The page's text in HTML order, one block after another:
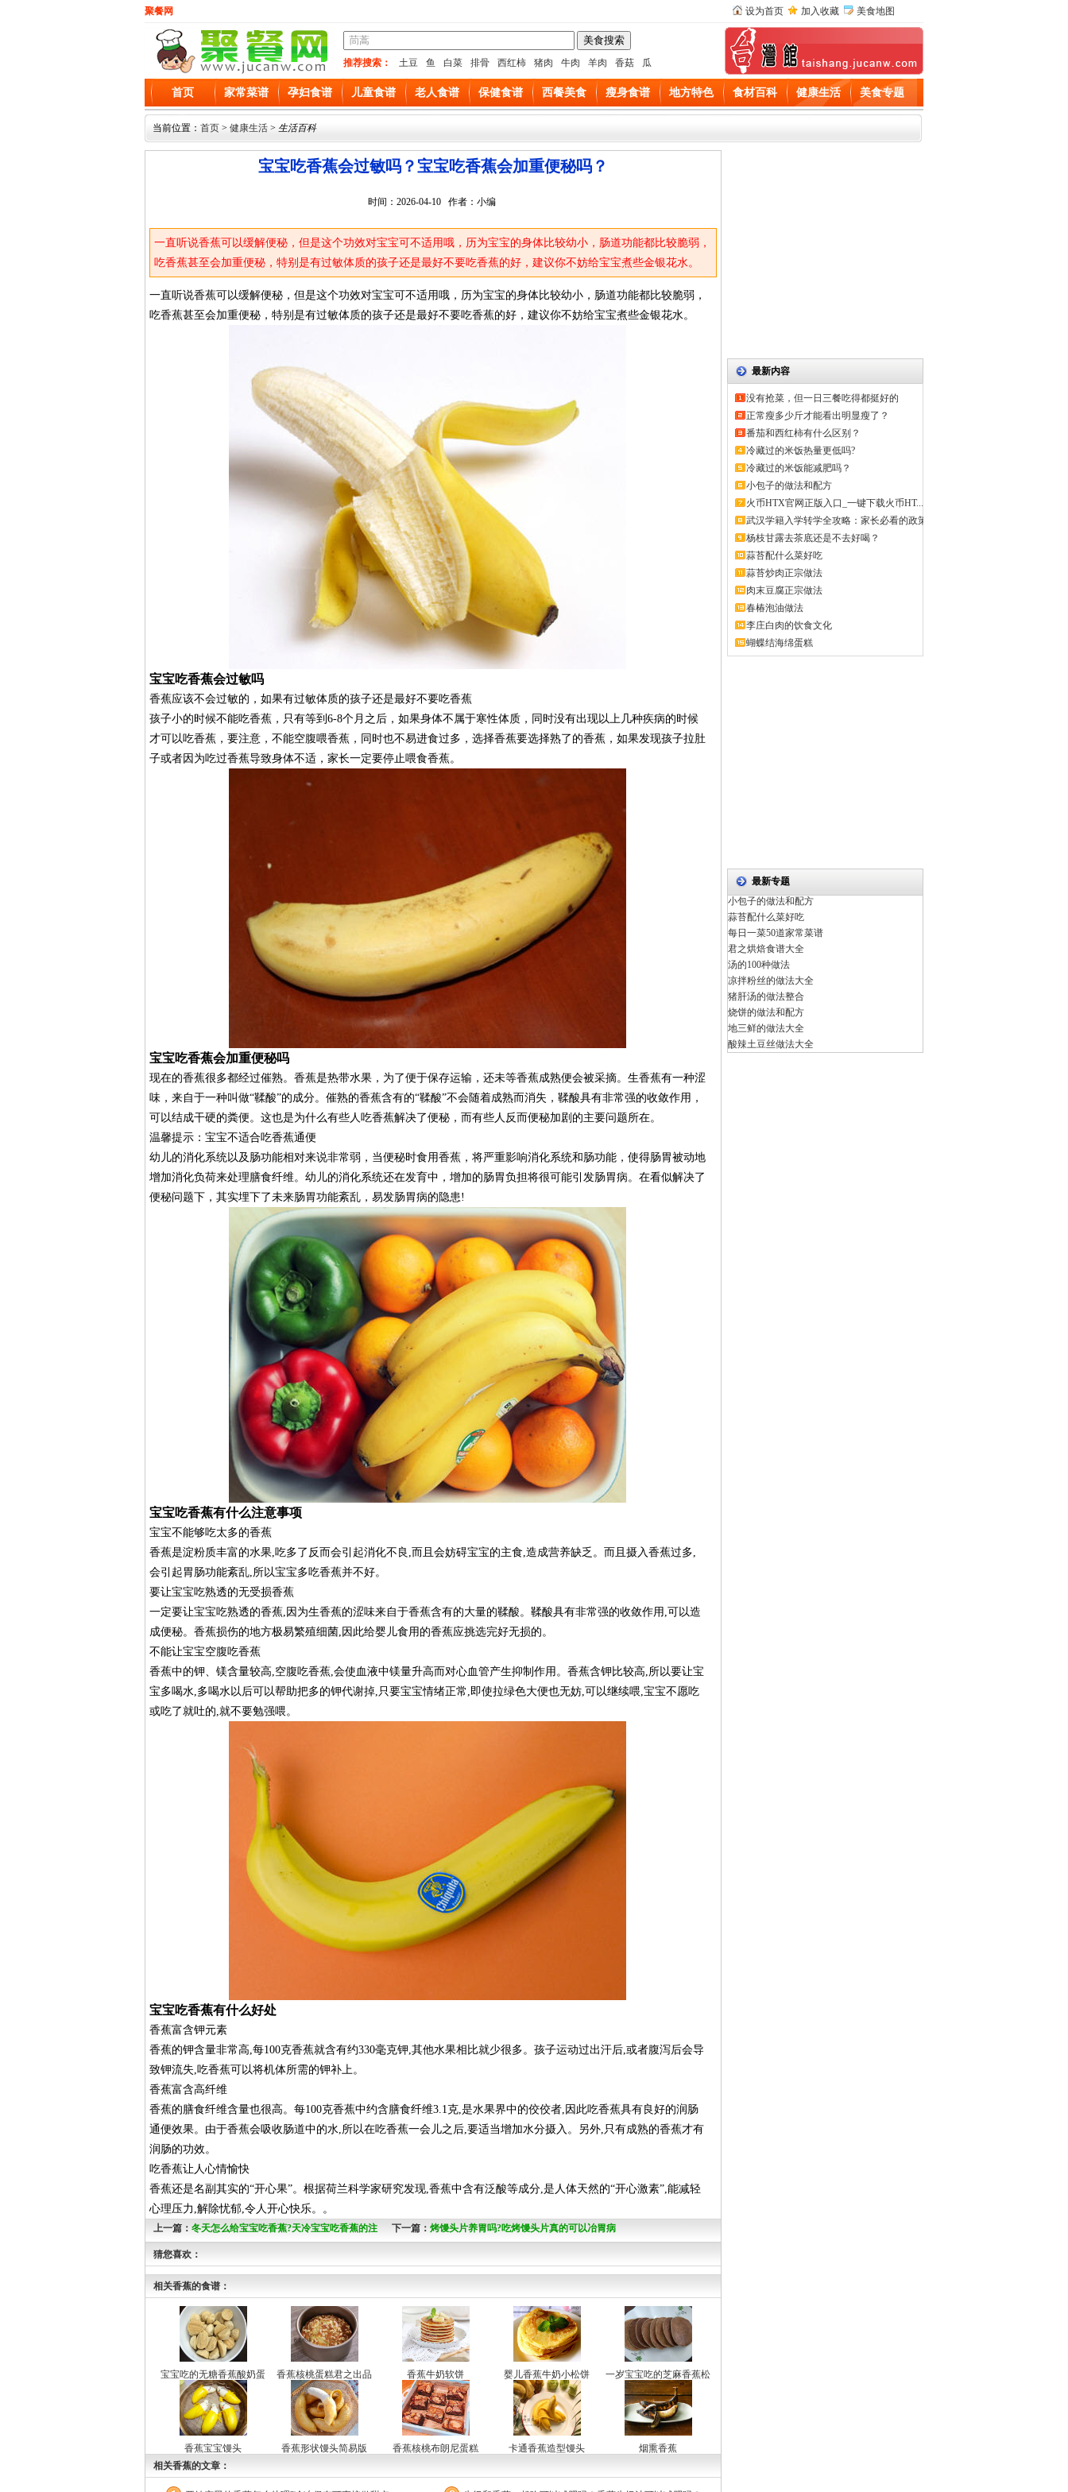
聚餐网 设为首页 加入收藏 美食地图
推荐搜索： 土豆 鱼 白菜 排骨 西红柿 猪肉 牛肉 羊肉 香菇 瓜
首页 家常菜谱 孕妇食谱 儿童食谱 老人食谱 保健食谱 西餐美食 瘦身食谱 地方特色 食材百科 健康生活 美食专题
当前位置： 首页 > 健康生活 > 生活百科
宝宝吃香蕉会过敏吗？宝宝吃香蕉会加重便秘吗？
时间：2026-04-10 作者：小编
一直听说香蕉可以缓解便秘，但是这个功效对宝宝可不适用哦，历为宝宝的身体比较幼小，肠道功能都比较脆弱，
吃香蕉甚至会加重便秘，特别是有过敏体质的孩子还是最好不要吃香蕉的好，建议你不妨给宝宝煮些金银花水。
一直听说香蕉可以缓解便秘，但是这个功效对宝宝可不适用哦，历为宝宝的身体比较幼小，肠道功能都比较脆弱，
吃香蕉甚至会加重便秘，特别是有过敏体质的孩子还是最好不要吃香蕉的好，建议你不妨给宝宝煮些金银花水。
宝宝吃香蕉会过敏吗
香蕉应该不会过敏的，如果有过敏体质的孩子还是最好不要吃香蕉
孩子小的时候不能吃香蕉，只有等到6-8个月之后，如果身体不属于寒性体质，同时没有出现以上几种疾病的时候
才可以吃香蕉，要注意，不能空腹喂香蕉，同时也不易进食过多，选择香蕉要选择熟了的香蕉，如果发现孩子拉肚
子或者因为吃过香蕉导致身体不适，家长一定要停止喂食香蕉。
宝宝吃香蕉会加重便秘吗
现在的香蕉很多都经过催熟。香蕉是热带水果，为了便于保存运输，还未等香蕉成熟便会被采摘。生香蕉有一种涩
味，来自于一种叫做“鞣酸”的成分。催熟的香蕉含有的“鞣酸”不会随着成熟而消失，鞣酸具有非常强的收敛作用，
可以结成干硬的粪便。这也是为什么有些人吃香蕉解决了便秘，而有些人反而便秘加剧的主要问题所在。
温馨提示：宝宝不适合吃香蕉通便
幼儿的消化系统以及肠功能相对来说非常弱，当便秘时食用香蕉，将严重影响消化系统和肠功能，使得肠胃被动地
增加消化负荷来处理膳食纤维。幼儿的消化系统还在发育中，增加的肠胃负担将很可能引发肠胃病。在看似解决了
便秘问题下，其实埋下了未来肠胃功能紊乱，易发肠胃病的隐患!
宝宝吃香蕉有什么注意事项
宝宝不能够吃太多的香蕉
香蕉是淀粉质丰富的水果,吃多了反而会引起消化不良,而且会妨碍宝宝的主食,造成营养缺乏。而且摄入香蕉过多,
会引起胃肠功能紊乱,所以宝宝多吃香蕉并不好。
要让宝宝吃熟透的无受损香蕉
一定要让宝宝吃熟透的香蕉,因为生香蕉的涩味来自于香蕉含有的大量的鞣酸。鞣酸具有非常强的收敛作用,可以造
成便秘。香蕉损伤的地方极易繁殖细菌,因此给婴儿食用的香蕉应挑选完好无损的。
不能让宝宝空腹吃香蕉
香蕉中的钾、镁含量较高,空腹吃香蕉,会使血液中镁量升高而对心血管产生抑制作用。香蕉含钾比较高,所以要让宝
宝多喝水,多喝水以后可以帮助把多的钾代谢掉,只要宝宝情绪正常,即使拉绿色大便也无妨,可以继续喂,宝宝不愿吃
或吃了就吐的,就不要勉强喂。
宝宝吃香蕉有什么好处
香蕉富含钾元素
香蕉的钾含量非常高,每100克香蕉就含有约330毫克钾,其他水果相比就少很多。孩子运动过出汗后,或者腹泻后会导
致钾流失,吃香蕉可以将机体所需的钾补上。
香蕉富含高纤维
香蕉的膳食纤维含量也很高。每100克香蕉中约含膳食纤维3.1克,是水果界中的佼佼者,因此吃香蕉具有良好的润肠
通便效果。由于香蕉会吸收肠道中的水,所以在吃香蕉一会儿之后,要适当增加水分摄入。另外,只有成熟的香蕉才有
润肠的功效。
吃香蕉让人心情愉快
香蕉还是名副其实的“开心果”。根据荷兰科学家研究发现,香蕉中含有泛酸等成分,是人体天然的“开心激素”,能减轻
心理压力,解除忧郁,令人开心快乐。。
上一篇： 冬天怎么给宝宝吃香蕉?天冷宝宝吃香蕉的注
意事项
下一篇： 烤馒头片养胃吗?吃烤馒头片真的可以冶胃病
猜您喜欢：
相关香蕉的食谱：
宝宝吃的无糖香蕉酸奶蛋
白溶豆
香蕉核桃蛋糕君之出品 香蕉牛奶软饼 婴儿香蕉牛奶小松饼
一岁宝宝吃的芝麻香蕉松
饼
香蕉宝宝馒头 香蕉形状馒头简易版 香蕉核桃布朗尼蛋糕 卡通香蕉造型馒头
烟熏香蕉
相关香蕉的文章：
最新内容
没有抢菜，但一日三餐吃得都挺好的
正常瘦多少斤才能看出明显瘦了？
番茄和西红柿有什么区别？
冷藏过的米饭热量更低吗?
冷藏过的米饭能减肥吗？
小包子的做法和配方
火币HTX官网正版入口_一键下载火币HT...
武汉学籍入学转学全攻略：家长必看的政策
解...
杨枝甘露去茶底还是不去好喝？
蒜苔配什么菜好吃
蒜苔炒肉正宗做法
肉末豆腐正宗做法
春椿泡油做法
李庄白肉的饮食文化
蝴蝶结海绵蛋糕
最新专题
小包子的做法和配方
蒜苔配什么菜好吃
每日一菜50道家常菜谱
君之烘焙食谱大全
汤的100种做法
凉拌粉丝的做法大全
猪肝汤的做法整合
烧饼的做法和配方
地三鲜的做法大全
酸辣土豆丝做法大全